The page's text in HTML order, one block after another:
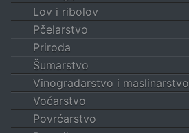
Lov i ribolov
Pčelarstvo
Priroda
Šumarstvo
Vinogradarstvo i maslinarstvo
Voćarstvo
Povrćarstvo